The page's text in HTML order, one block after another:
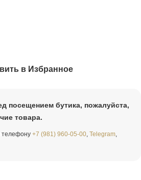
в Избранное
посещением бутика, пожалуйста,
товара.
телефону +7 (981) 960-05-00 Telegram